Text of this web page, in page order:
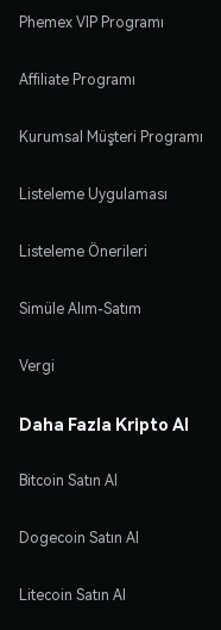
Phemex VIP Programı
Affiliate Programı
Kurumsal Müşteri Programı
Listeleme Uygulaması
Listeleme Önerileri
Simüle Alım-Satım
Vergi
Daha Fazla Kripto Al
Bitcoin Satın Al
Dogecoin Satın Al
Litecoin Satın Al